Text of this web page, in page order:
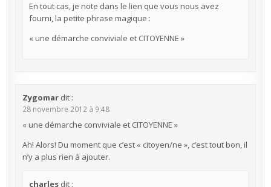
En tout cas, je note dans le lien que vous nous avez
fourni, la petite phrase magique :
« une démarche conviviale et CITOYENNE »
Zygomar dit :
28 novembre 2012 à 9:48
« une démarche conviviale et CITOYENNE »
Ah! Alors! Du moment que c’est « citoyen/ne », c’est tout bon, il
n’y a plus rien à ajouter.
charles dit :